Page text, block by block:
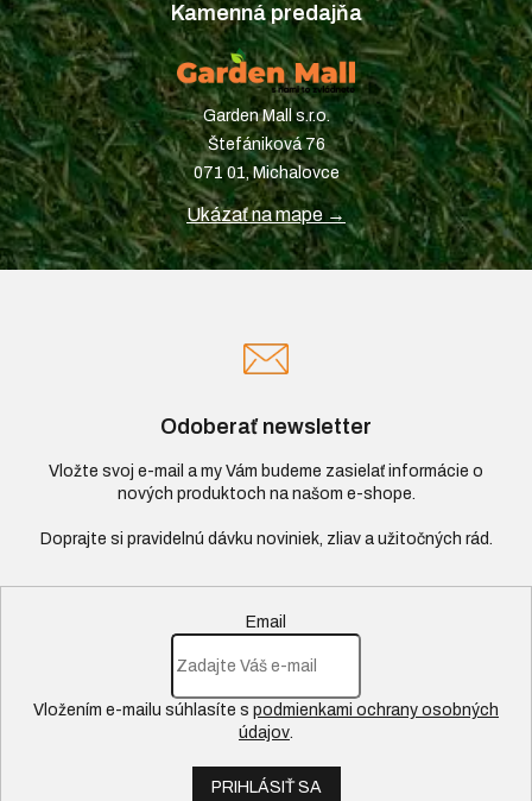
Kamenná predajňa
Garden Mall s.r.o.
Štefániková 76
071 01, Michalovce
Ukázať na mape →
Odoberať newsletter
Vložte svoj e-mail a my Vám budeme zasielať informácie o
nových produktoch na našom e-shope.
Email
Vložením e-mailu súhlasíte s podmienkami ochrany osobných
údajov
PRIHLÁSIŤ SA